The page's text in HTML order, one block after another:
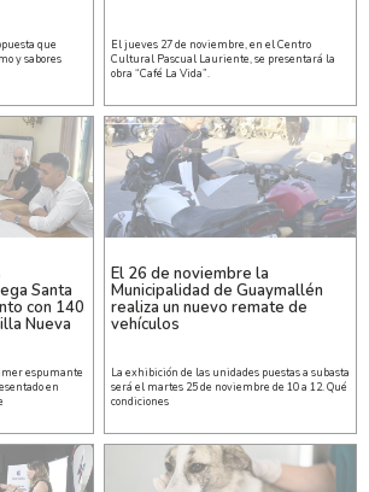
que
y sabores
El jueves 27 de noviembre, en el Centro
Cultural Pascual Lauriente, se presentará la
obra “Café La Vida”.
Santa
con 140
Nueva
espumante
en
El 26 de noviembre la
Municipalidad de Guaymallén
realiza un nuevo remate de
vehículos
La exhibición de las unidades puestas a subasta
será el martes 25 de noviembre de 10 a 12. Qué
condiciones